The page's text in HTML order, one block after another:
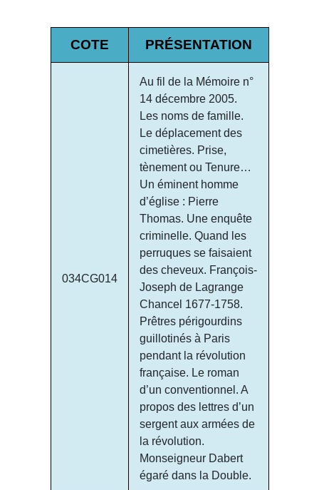
COTE PRÉSENTATION
034CG014
Au fil de la Mémoire n°
14 décembre 2005.
Les noms de famille.
Le déplacement des
cimetières. Prise,
tènement ou Tenure…
Un éminent homme
d’église : Pierre
Thomas. Une enquête
criminelle. Quand les
perruques se faisaient
des cheveux. François-
Joseph de Lagrange
Chancel 1677-1758.
Prêtres périgourdins
guillotinés à Paris
pendant la révolution
française. Le roman
d’un conventionnel. A
propos des lettres d’un
sergent aux armées de
la révolution.
Monseigneur Dabert
égaré dans la Double.